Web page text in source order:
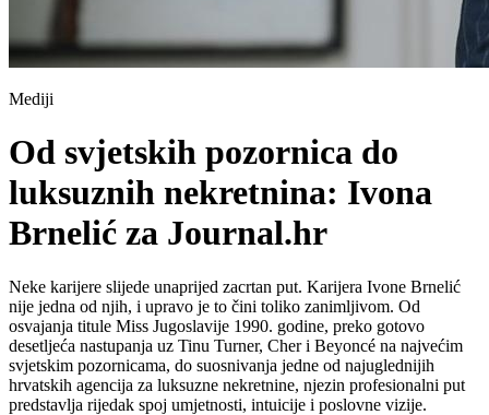
Mediji
Od svjetskih pozornica do
luksuznih nekretnina: Ivona
Brnelić za Journal.hr
Neke karijere slijede unaprijed zacrtan put. Karijera Ivone Brnelić
nije jedna od njih, i upravo je to čini toliko zanimljivom. Od
osvajanja titule Miss Jugoslavije 1990. godine, preko gotovo
desetljeća nastupanja uz Tinu Turner, Cher i Beyoncé na najvećim
svjetskim pozornicama, do suosnivanja jedne od najuglednijih
hrvatskih agencija za luksuzne nekretnine, njezin profesionalni put
predstavlja rijedak spoj umjetnosti, intuicije i poslovne vizije.